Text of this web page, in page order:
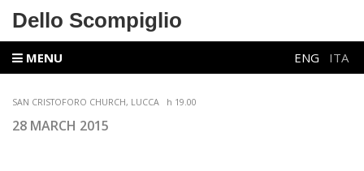
Dello Scompiglio
MENU ENG ITA
SAN CRISTOFORO CHURCH, LUCCA h 19.00
28 MARCH 2015